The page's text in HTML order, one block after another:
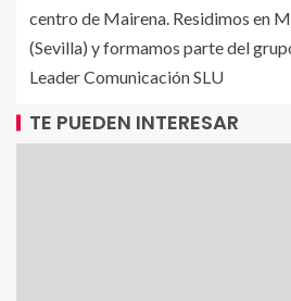
centro de Mairena. Residimos en
(Sevilla) y formamos parte del
Leader Comunicación SLU
TE PUEDEN INTERESAR